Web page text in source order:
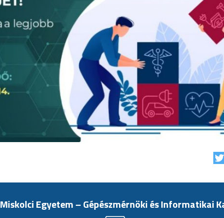
Miskolci Egyetem – Gépészmérnöki és Informatikai